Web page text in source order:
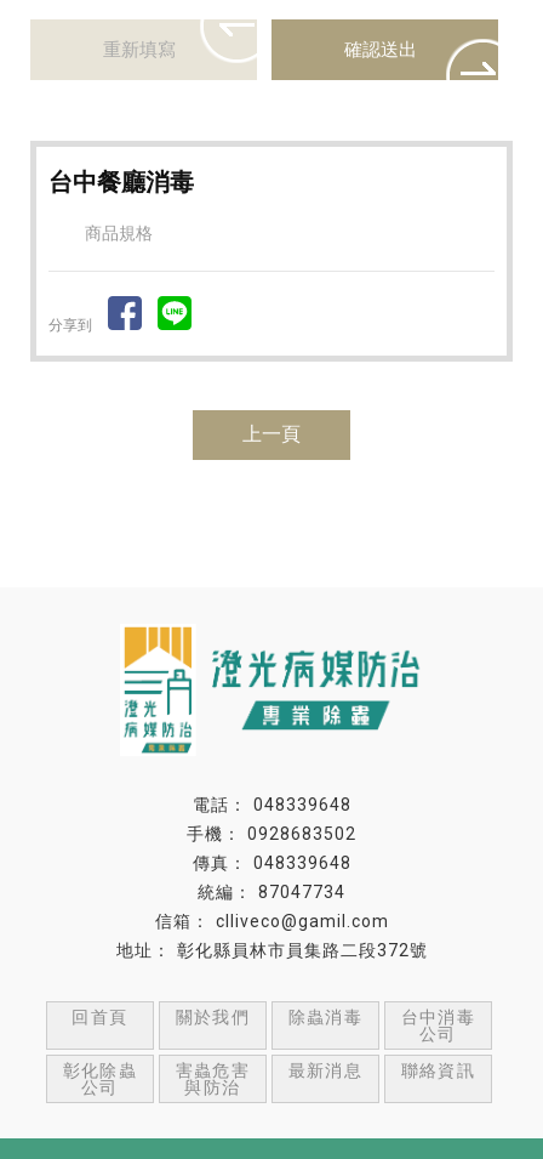
台中餐廳消毒
商品規格
分享到
上一頁
048339648
0928683502
048339648
87047734
clliveco@gamil.com
彰化縣員林市員集路二段372號
回首頁 關於我們 除蟲消毒
台中消毒
公司
彰化除蟲
公司
害蟲危害
與防治
最新消息 聯絡資訊